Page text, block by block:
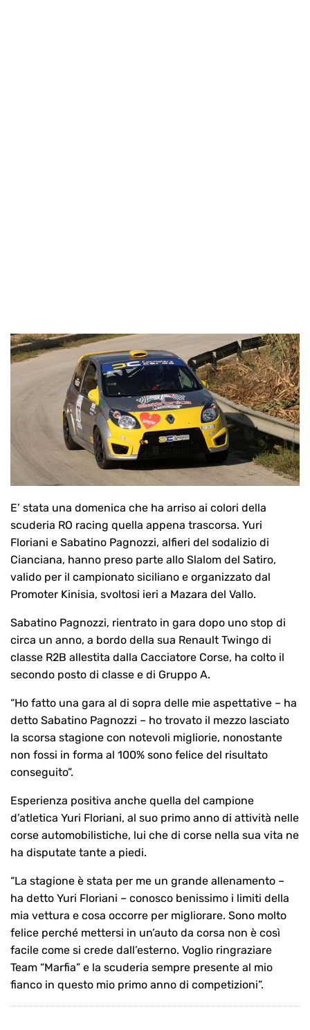
E’ stata una domenica che ha arriso ai colori della
scuderia RO racing quella appena trascorsa. Yuri
Floriani e Sabatino Pagnozzi, alfieri del sodalizio di
Cianciana, hanno preso parte allo Slalom del Satiro,
valido per il campionato siciliano e organizzato dal
Promoter Kinisia, svoltosi ieri a Mazara del Vallo.
Sabatino Pagnozzi, rientrato in gara dopo uno stop di
circa un anno, a bordo della sua Renault Twingo di
classe R2B allestita dalla Cacciatore Corse, ha colto il
secondo posto di classe e di Gruppo A.
“Ho fatto una gara al di sopra delle mie aspettative – ha
detto Sabatino Pagnozzi – ho trovato il mezzo lasciato
la scorsa stagione con notevoli migliorie, nonostante
non fossi in forma al 100% sono felice del risultato
conseguito”.
Esperienza positiva anche quella del campione
d’atletica Yuri Floriani, al suo primo anno di attività nelle
corse automobilistiche, lui che di corse nella sua vita ne
ha disputate tante a piedi.
“La stagione è stata per me un grande allenamento –
ha detto Yuri Floriani – conosco benissimo i limiti della
mia vettura e cosa occorre per migliorare. Sono molto
felice perché mettersi in un’auto da corsa non è così
facile come si crede dall’esterno. Voglio ringraziare
Team “Marfia” e la scuderia sempre presente al mio
fianco in questo mio primo anno di competizioni”.